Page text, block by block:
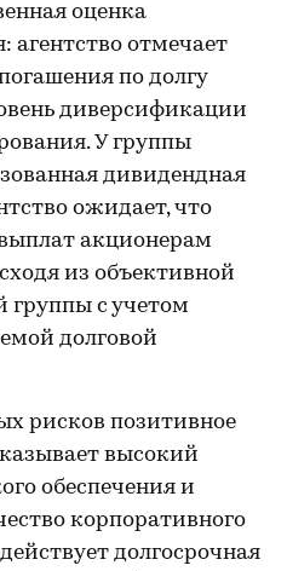
оценка
агентство отмечает
по долгу
диверсификации
У группы
дивидендная
ожидает, что
акционерам
из объективной
группы с учетом
долговой
рисков позитивное
высокий
обеспечения и
корпоративного
долгосрочная